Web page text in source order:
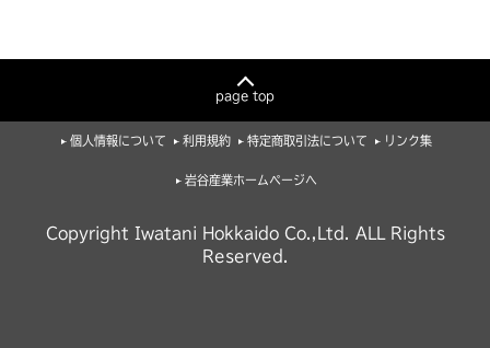
page top
個人情報について 利用規約 特定商取引法について リンク集
岩谷産業ホームページへ
Copyright Iwatani Hokkaido Co.,Ltd. ALL Rights
Reserved.